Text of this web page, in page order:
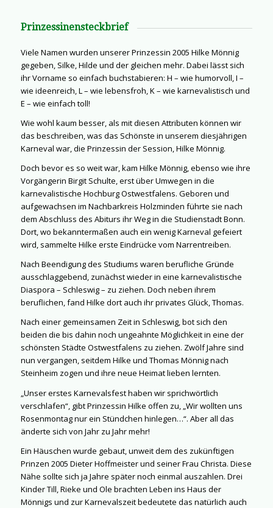
Prinzessinensteckbrief
Viele Namen wurden unserer Prinzessin 2005 Hilke Mönnig
gegeben, Silke, Hilde und der gleichen mehr. Dabei lässt sich
ihr Vorname so einfach buchstabieren: H – wie humorvoll, I –
wie ideenreich, L – wie lebensfroh, K – wie karnevalistisch und
E – wie einfach toll!
Wie wohl kaum besser, als mit diesen Attributen können wir
das beschreiben, was das Schönste in unserem diesjährigen
Karneval war, die Prinzessin der Session, Hilke Mönnig.
Doch bevor es so weit war, kam Hilke Mönnig, ebenso wie ihre
Vorgängerin Birgit Schulte, erst über Umwegen in die
karnevalistische Hochburg Ostwestfalens. Geboren und
aufgewachsen im Nachbarkreis Holzminden führte sie nach
dem Abschluss des Abiturs ihr Weg in die Studienstadt Bonn.
Dort, wo bekanntermaßen auch ein wenig Karneval gefeiert
wird, sammelte Hilke erste Eindrücke vom Narrentreiben.
Nach Beendigung des Studiums waren berufliche Gründe
ausschlaggebend, zunächst wieder in eine karnevalistische
Diaspora – Schleswig – zu ziehen. Doch neben ihrem
beruflichen, fand Hilke dort auch ihr privates Glück, Thomas.
Nach einer gemeinsamen Zeit in Schleswig, bot sich den
beiden die bis dahin noch ungeahnte Möglichkeit in eine der
schönsten Städte Ostwestfalens zu ziehen. Zwölf Jahre sind
nun vergangen, seitdem Hilke und Thomas Mönnig nach
Steinheim zogen und ihre neue Heimat lieben lernten.
„Unser erstes Karnevalsfest haben wir sprichwörtlich
verschlafen“, gibt Prinzessin Hilke offen zu, „Wir wollten uns
Rosenmontag nur ein Stündchen hinlegen…“. Aber all das
änderte sich von Jahr zu Jahr mehr!
Ein Häuschen wurde gebaut, unweit dem des zukünftigen
Prinzen 2005 Dieter Hoffmeister und seiner Frau Christa. Diese
Nähe sollte sich ja Jahre später noch einmal auszahlen. Drei
Kinder Till, Rieke und Ole brachten Leben ins Haus der
Mönnigs und zur Karnevalszeit bedeutete das natürlich auch